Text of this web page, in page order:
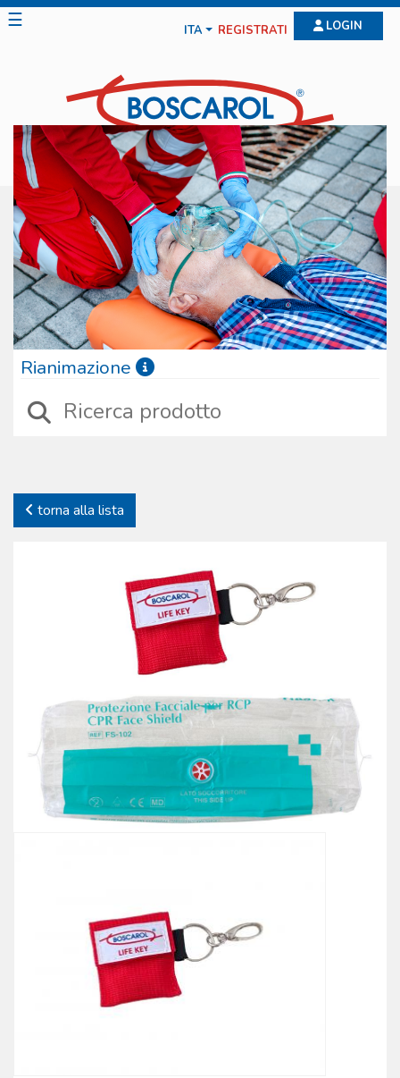
☰ ITA REGISTRATI LOGIN
torna alla lista
Rianimazione
specifica: sono stati selezionati dispositivi affidabili, sicuri e prodotti
prodotti garantiscono la piena affidabilità dei dispositivi. La
Boscarol si impegna nel supporto del cliente offrendo anche una